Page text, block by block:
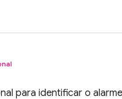
para identificar o